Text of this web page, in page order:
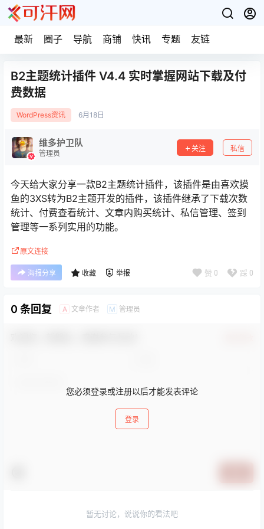
最新 圈子 导航 商铺 快讯 专题 友链
B2主题统计插件 V4.4 实时掌握网站下载及付
费数据
WordPress资讯 6月 18日
维多护卫队
管理员
关注 私信
今天给大家分享一款B2主题统计插件，该插件是由喜欢摸
鱼的3XS转为B2主题开发的插件，该插件继承了下载次数
统计、付费查看统计、文章内购买统计、私信管理、签到
管理等一系列实用的功能。
原文连接
海报分享 收藏 举报 赞 0 踩 0
0 条回复 A 文章作者 M 管理员
您必须登录或注册以后才能发表评论
登录
暂无讨论，说说你的看法吧